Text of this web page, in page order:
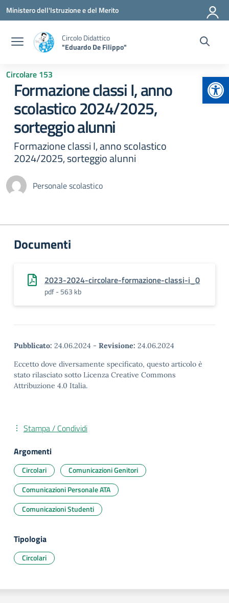
Vai ai contenuti
Vai al menu di navigazione
Vai al footer
Ministero dell'Istruzione e del Merito
Circolo Didattico
"Eduardo De Filippo"
Circolare 153
Formazione classi I, anno
scolastico 2024/2025,
sorteggio alunni
Formazione classi I, anno scolastico
2024/2025, sorteggio alunni
Personale scolastico
Documenti
2023-2024-circolare-formazione-classi-i_0
pdf - 563 kb
Pubblicato: 24.06.2024 - Revisione: 24.06.2024
Eccetto dove diversamente specificato, questo articolo è
stato rilasciato sotto Licenza Creative Commons
Attribuzione 4.0 Italia.
Stampa / Condividi
Argomenti
Circolari
Comunicazioni Genitori
Comunicazioni Personale ATA
Comunicazioni Studenti
Tipologia
Circolari